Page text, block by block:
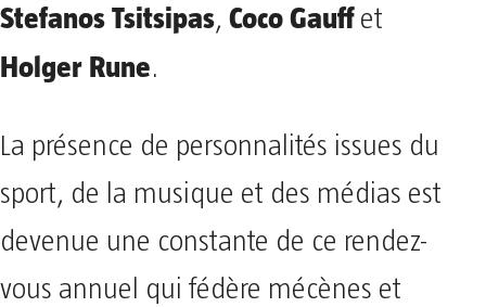
Stefanos Tsitsipas, Coco Gauffet
Holger Rune.
La présence de personnalités issues du
sport, de la musique et des médias est
devenue une constante de ce rendez-
vous annuel qui fédère mécènes et